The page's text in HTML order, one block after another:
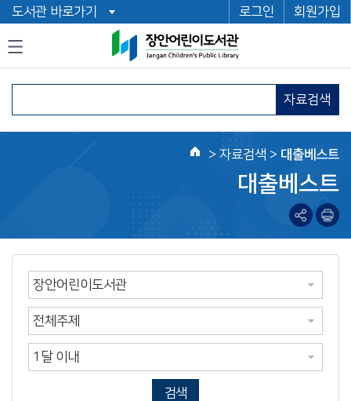
도서관 바로가기 로그인 회원가입
자료검색
홈
> 자료검색 > 대출베스트
대출베스트
검색